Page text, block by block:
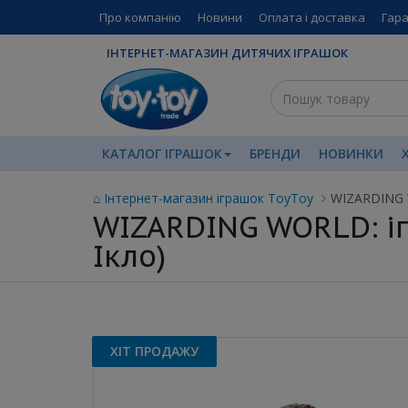
Про компанію Новини Оплата і доставка
ІНТЕРНЕТ-МАГАЗИН ДИТЯЧИХ ІГРАШОК
КАТАЛОГ ІГРАШОК БРЕНДИ НОВИНКИ
⌂ Інтернет-магазин іграшок ToyToy WIZARDING
WIZARDING WORLD:
Ікло)
ХІТ ПРОДАЖУ